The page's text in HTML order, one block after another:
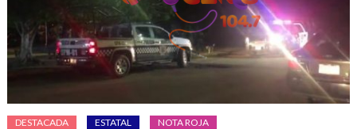
DESTACADA ESTATAL NOTA ROJA